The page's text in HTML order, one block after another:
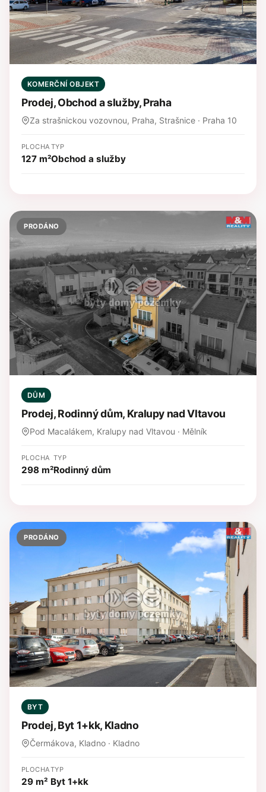
KOMERČNÍ OBJEKT
Prodej, Obchod a služby, Praha
Za strašnickou vozovnou, Praha, Strašnice · Praha 10
PLOCHA
127 m²
TYP
Obchod a služby
PRODÁNO
DŮM
Prodej, Rodinný dům, Kralupy nad Vltavou
Pod Macalákem, Kralupy nad Vltavou · Mělník
PLOCHA
298 m²
TYP
Rodinný dům
PRODÁNO
BYT
Prodej, Byt 1+kk, Kladno
Čermákova, Kladno · Kladno
PLOCHA
29 m²
TYP
Byt 1+kk